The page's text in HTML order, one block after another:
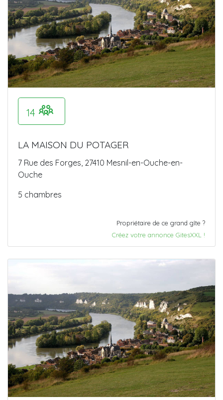
14
LA MAISON DU POTAGER
7 Rue des Forges, 27410 Mesnil-en-Ouche-en-
Ouche
5 chambres
Propriétaire de ce grand gîte ?
Créez votre annonce GitesXXL !